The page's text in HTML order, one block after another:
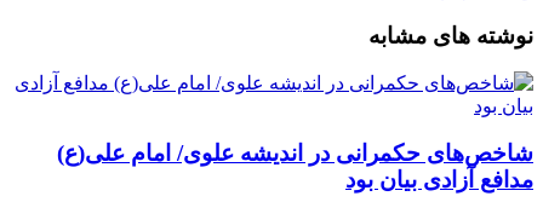
نوشته های مشابه
شاخص‌های حکمرانی در اندیشه علوی/ امام علی(ع)
مدافع آزادی بیان بود